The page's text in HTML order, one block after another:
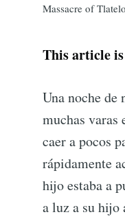
Massacre of
This article
Una noche de
muchas varas
caer a pocos
rápidamente
hijo estaba a
a luz a su hijo